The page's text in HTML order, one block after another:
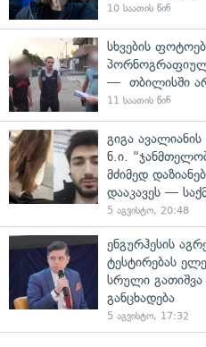
10 საათის წინ
სხვების
— თბილისში
11 საათის წინ
გიგა
ნ.ი.
მძიმედ
დააკავეს —
5 აგვისტო, 20:48
ენგურჰესის
ტესტირებას
სრული გათიშვა
განცხადება
5 აგვისტო, 17:32